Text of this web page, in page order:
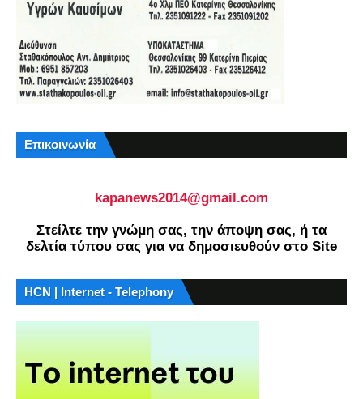
Επικοινωνία
kapanews2014@gmail.com
Στείλτε την γνώμη σας, την άποψη σας, ή τα
δελτία τύπου σας για να δημοσιευθούν στο Site
HCN | Internet - Telephony